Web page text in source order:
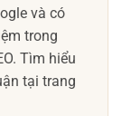
và có
trong
Tìm hiểu
tại trang